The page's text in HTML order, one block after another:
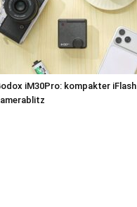
iM30Pro: kompakter iFlash